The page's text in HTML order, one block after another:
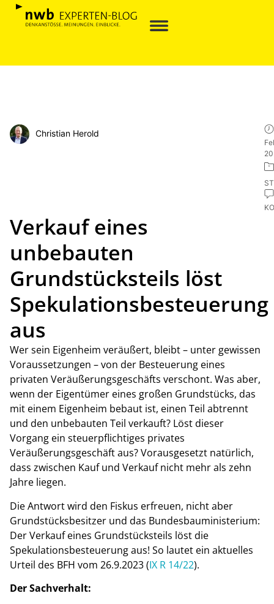
Christian Herold
Verkauf eines
unbebauten
Grundstücksteils löst
Spekulationsbesteuerung
aus
Wer sein Eigenheim veräußert, bleibt – unter gewissen
Voraussetzungen – von der Besteuerung eines
privaten Veräußerungsgeschäfts verschont. Was aber,
wenn der Eigentümer eines großen Grundstücks, das
mit einem Eigenheim bebaut ist, einen Teil abtrennt
und den unbebauten Teil verkauft? Löst dieser
Vorgang ein steuerpflichtiges privates
Veräußerungsgeschäft aus? Vorausgesetzt natürlich,
dass zwischen Kauf und Verkauf nicht mehr als zehn
Jahre liegen.
Die Antwort wird den Fiskus erfreuen, nicht aber
Grundstücksbesitzer und das Bundesbauministerium:
Der Verkauf eines Grundstücksteils löst die
Spekulationsbesteuerung aus! So lautet ein aktuelles
Urteil des BFH vom 26.9.2023 (IX R 14/22).
Der Sachverhalt: